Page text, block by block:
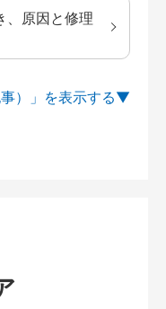
、原因と修理
）」を